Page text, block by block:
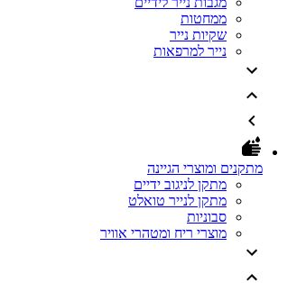
ממחטות
שקיות נייר
נייר למרפאות
מתקנים ומוצרי הגיינה
מתקן לניגוב ידיים
מתקן לנייר טואלט
סבוניות
מוצרי ריח ומטהרי אוויר